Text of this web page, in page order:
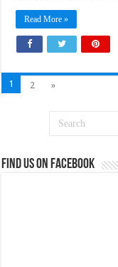
Read More »
1 2 »
Find us on Facebook